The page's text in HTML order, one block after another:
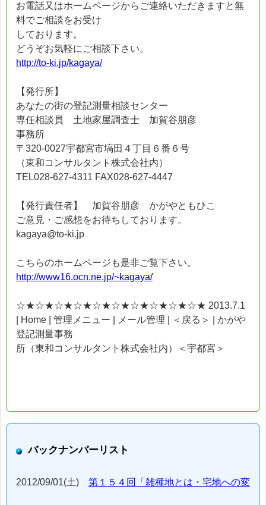
お電話又はホームページからご連絡いただきますと無
料でご相談をお受け
しております。
どうぞお気軽にご相談下さい。
http://to-ki.jp/kagaya/
【発行所】
あなたの街の登記測量相談センター
専任相談員 土地家屋調査士 加賀谷朋彦
事務所
〒320-0027宇都宮市塙田４丁目６番６号
（東和コンサルタント株式会社内）
TEL028-627-4311 FAX028-627-4447
【発行責任者】 加賀谷朋彦 かがやともひこ
ご意見・ご感想をお待ちしております。
kagaya@to-ki.jp
こちらのホームページも是非ご覧下さい。
http://www16.ocn.ne.jp/~kagaya/
☆★☆★☆★☆★☆★☆★☆★☆★☆★☆★ 2013.7.1
| Home | 管理メニュー | メール管理 | ＜戻る＞ | かがや
登記測量事務
所（東和コンサルタント株式会社内）＜宇都宮＞
バックナンバーリスト
2012/09/01(土) 第１５４回「雑種地とは・宅地への変